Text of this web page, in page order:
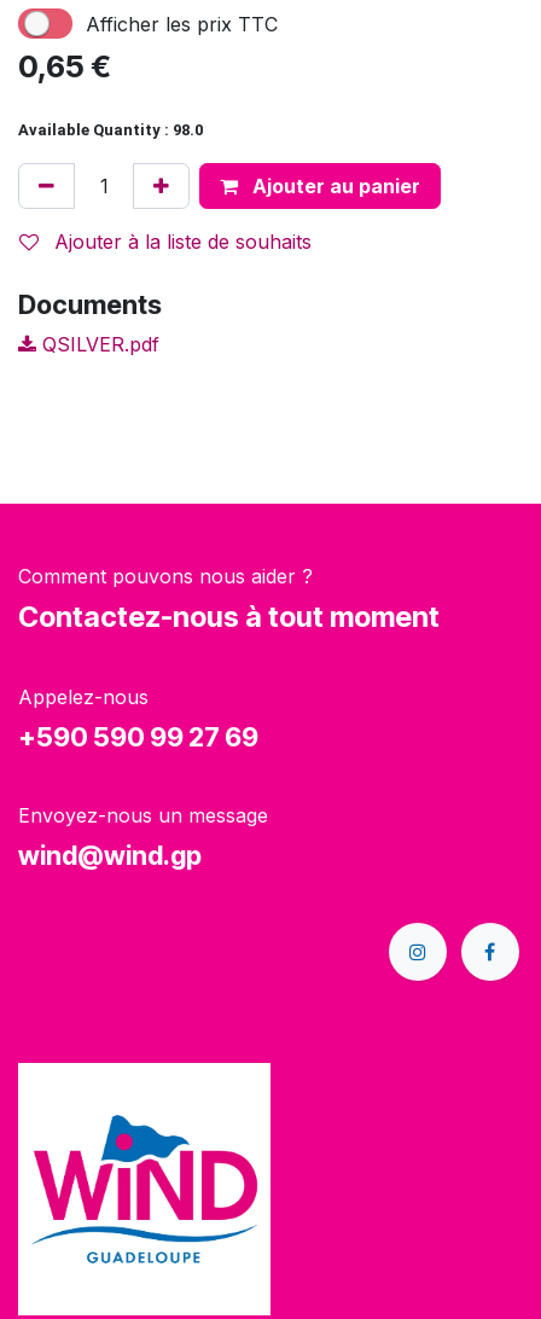
Afficher les prix TTC
0,65 €
Available Quantity : 98.0
Ajouter au panier
Ajouter à la liste de souhaits
Documents
QSILVER.pdf
Comment pouvons nous aider ?
Contactez-nous à tout moment
Appelez-nous
+590 590 99 27 69
Envoyez-nous un message
wind@wind.gp